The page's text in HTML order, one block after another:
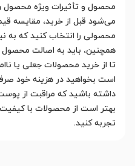
محصول و تأثیرات ویژه
می‌شود قبل از خرید، مقایسه
محصولی را انتخاب کنید که به
همچنین، باید به اصالت
تا از خرید محصولات جعلی یا
است بخواهید در هزینه خود
داشته باشید که مراقبت از
بهتر است از محصولات با کیفیت
تجربه کنید.